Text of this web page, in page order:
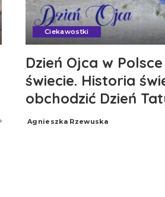
Ciekawostki
Dzień Ojca w
świecie. Historia
obchodzić Dzień
Posted
Agnieszka Rzewuska